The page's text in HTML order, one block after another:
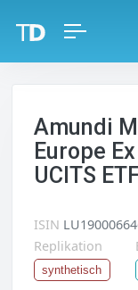
Amundi
Europe
UCITS
ISIN
Replikation
synthetisch